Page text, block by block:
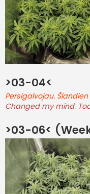
>03-04<
Persigalvojau.
Changed my mind.
>03-06<